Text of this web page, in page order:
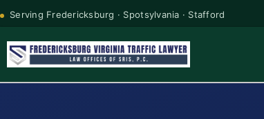
Serving Fredericksburg · Spotsylvania · Stafford